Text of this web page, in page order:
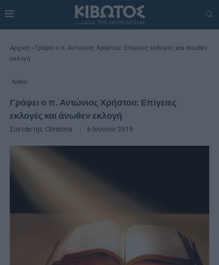
Αρχική » Γράφει ο π. Αντώνιος Χρήστου: Επίγειες εκλογές και άνωθεν
εκλογή
Άρθρα
Γράφει ο π. Αντώνιος Χρήστου: Επίγειες
εκλογές και άνωθεν εκλογή
Συντάκτης Christina 6 Ιουνίου 2019